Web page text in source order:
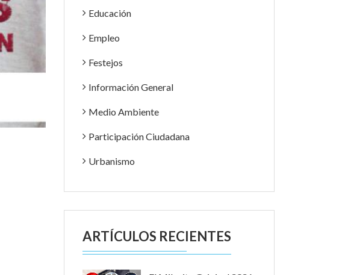
Educación
Empleo
Festejos
Información General
Medio Ambiente
Participación Ciudadana
Urbanismo
ARTÍCULOS RECIENTES